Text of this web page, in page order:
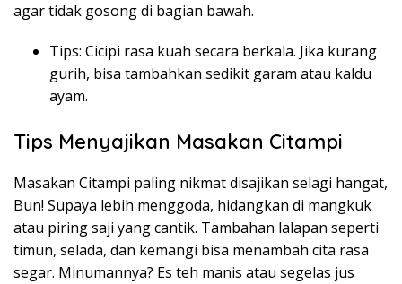
agar tidak gosong di bagian bawah.
Tips: Cicipi rasa kuah secara berkala. Jika kurang
gurih, bisa tambahkan sedikit garam atau kaldu
ayam.
Tips Menyajikan Masakan Citampi
Masakan Citampi paling nikmat disajikan selagi hangat,
Bun! Supaya lebih menggoda, hidangkan di mangkuk
atau piring saji yang cantik. Tambahan lalapan seperti
timun, selada, dan kemangi bisa menambah cita rasa
segar. Minumannya? Es teh manis atau segelas jus